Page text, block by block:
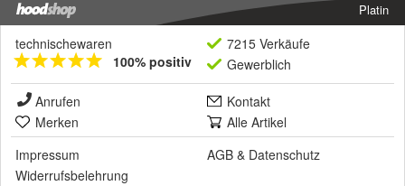
Platin
technischewaren
100% positiv
7215 Verkäufe
Gewerblich
Anrufen
Kontakt
Merken
Alle Artikel
Impressum
AGB & Datenschutz
Widerrufsbelehrung